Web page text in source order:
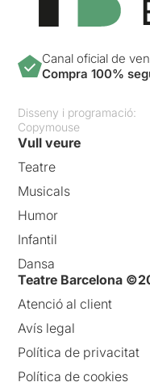
Canal oficial de
Compra 100%
Disseny i programació:
Copymouse
Vull veure
Teatre
Musicals
Humor
Infantil
Dansa
Teatre Barcelona
Atenció al client
Avís legal
Política de privacitat
Política de cookies